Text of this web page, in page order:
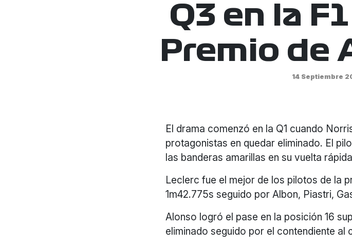
Q3 en la
Premio de
14 Septiembre
El drama comenzó en la Q1 cuando
protagonistas en quedar eliminado. El
las banderas amarillas en su vuelta
Leclerc fue el mejor de los pilotos de la
1m42.775s seguido por Albon, Piastri,
Alonso logró el pase en la posición 16
eliminado seguido por el contendiente al